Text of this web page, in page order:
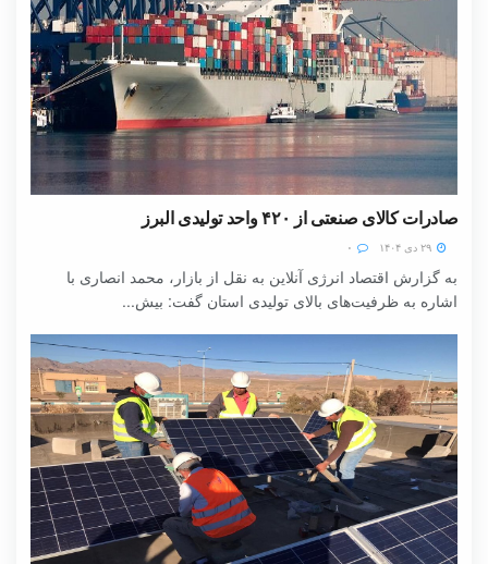
صادرات کالای صنعتی از ۴۲۰ واحد تولیدی البرز
به گزارش اقتصاد انرژی آنلاین به نقل از بازار، محمد انصاری با
اشاره به ظرفیت‌های بالای تولیدی استان گفت: بیش...